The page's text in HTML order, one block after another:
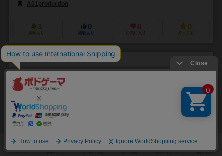
A01production
3
興味あり
0
経験あり
0
お気に入り
0
持ってる